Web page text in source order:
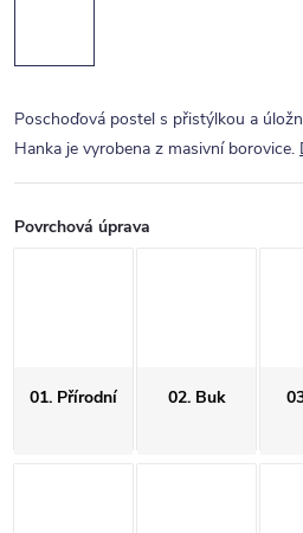
Poschoďová postel s přistýlkou a
Hanka je vyrobena z masivní borovice.
Povrchová úprava
01. Přírodní 02. Buk